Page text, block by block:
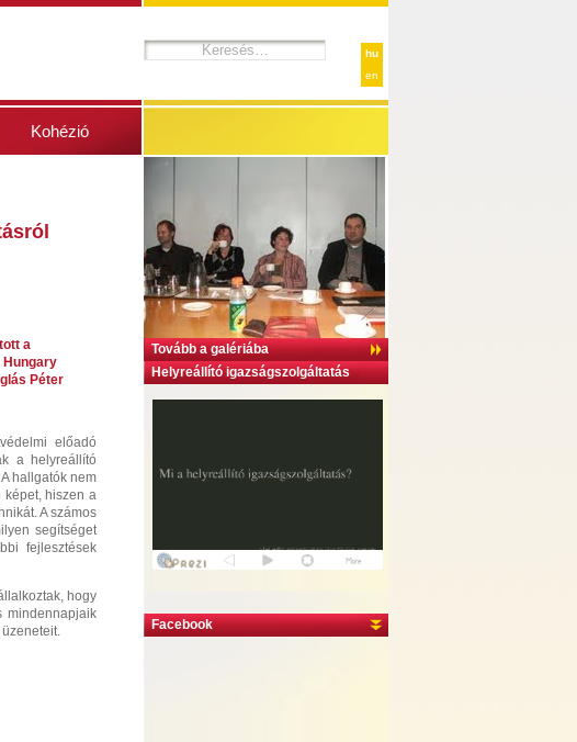
hu
en
Tovább a galériába
Helyreállító igazságszolgáltatás
Facebook
Kohézió
a
Hungary
Péter
előadó
a helyreállító
hallgatók nem
képet, hiszen a
A számos
segítséget
fejlesztések
hogy
mindennapjaik